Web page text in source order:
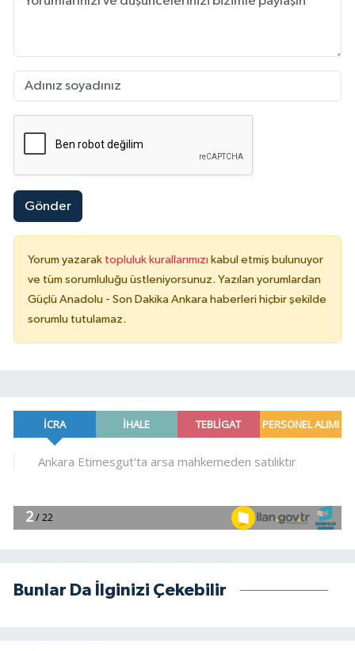
Gönder
Yorum yazarak topluluk kurallarımızı kabul etmiş bulunuyor
ve tüm sorumluluğu üstleniyorsunuz. Yazılan yorumlardan
Güçlü Anadolu - Son Dakika Ankara haberleri hiçbir şekilde
sorumlu tutulamaz.
Bunlar Da İlginizi Çekebilir